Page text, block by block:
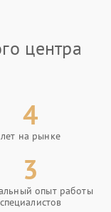
центра
4
лет на рынке
3
опыт работы
специалистов